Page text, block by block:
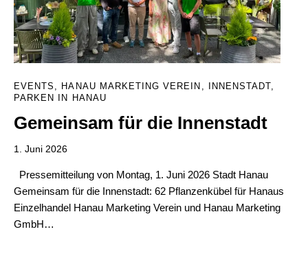
EVENTS , HANAU MARKETING VEREIN , INNENSTADT,
PARKEN IN HANAU
Gemeinsam für die Innenstadt
1. Juni 2026
Pressemitteilung von Montag, 1. Juni 2026 Stadt Hanau
Gemeinsam für die Innenstadt: 62 Pflanzenkübel für Hanaus
Einzelhandel Hanau Marketing Verein und Hanau Marketing
GmbH…